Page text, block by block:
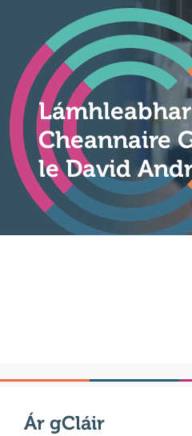
Cheannaire
le David
Ár gCláir